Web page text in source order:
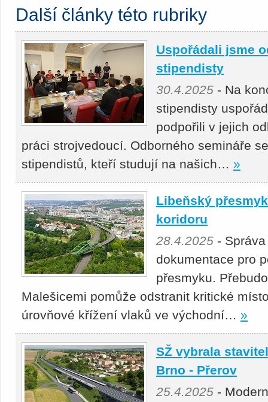
Další články této rubriky
Uspořádali jsme
stipendisty
30.4.2025 - Na
stipendisty
podpořili v jejich
práci strojvedoucí. Odborného semináře
stipendistů, kteří studují na našich… »
Libeňský
koridoru
28.4.2025 -
dokumentace pro
přesmyku.
Malešicemi pomůže odstranit kritické
úrovňové křížení vlaků ve východní… »
SŽ vybrala
Brno - Přerov
25.4.2025 -